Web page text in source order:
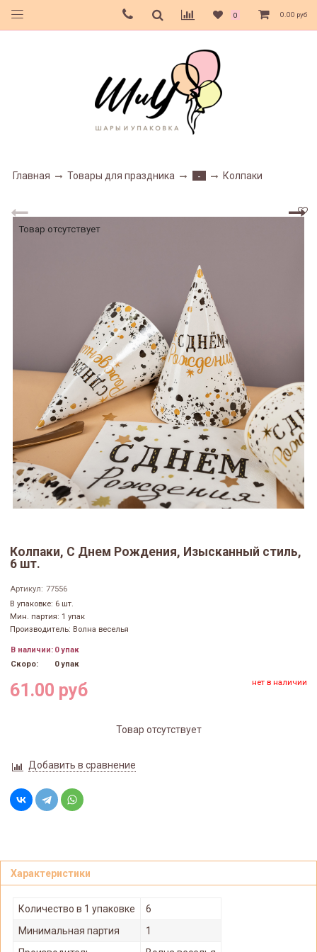
0 0.00 руб
Главная Товары для праздника - Колпаки
Товар отсутствует
Колпаки, С Днем Рождения, Изысканный стиль,
6 шт.
Артикул: 77556
В упаковке: 6 шт.
Мин. партия: 1 упак
Производитель: Волна веселья
В наличии: 0 упак
Скоро:
0 упак
61.00 руб нет в наличии
Товар отсутствует
Добавить в сравнение
Характеристики
Количество в 1 упаковке
6
Минимальная партия
1